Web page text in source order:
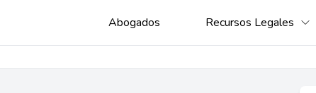
Abogados Recursos Legales